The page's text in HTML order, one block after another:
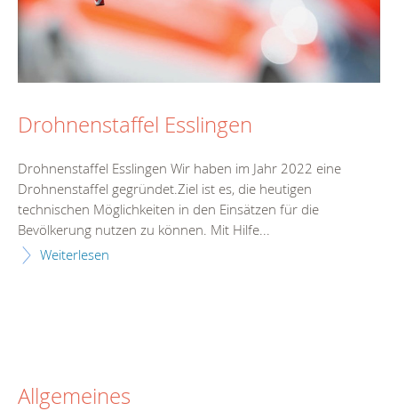
Drohnenstaffel Esslingen
Drohnenstaffel Esslingen Wir haben im Jahr 2022 eine
Drohnenstaffel gegründet.Ziel ist es, die heutigen
technischen Möglichkeiten in den Einsätzen für die
Bevölkerung nutzen zu können. Mit Hilfe...
Weiterlesen
Allgemeines